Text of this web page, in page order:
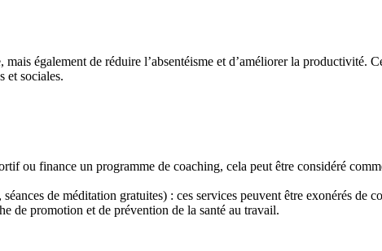
également de réduire l’absentéisme et d’améliorer la productivité.
et sociales.
ou finance un programme de coaching, cela peut être considéré
de méditation gratuites) : ces services peuvent être exonérés de
de promotion et de prévention de la santé au travail.